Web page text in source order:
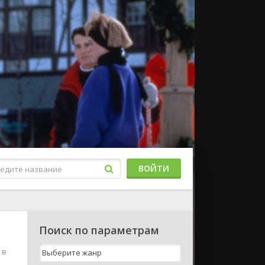
ВОЙТИ
Поиск по параметрам